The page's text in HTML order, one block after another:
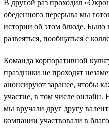
В другой раз проходил
обеденного перерыва мы
истории об этом блюде. Было
развеяться, пообщаться с
Команда корпоративной
праздники не проходят
анонсируют заранее, чтобы
участие, в том числе онлайн.
мы вручали друг другу
компании участвовали в